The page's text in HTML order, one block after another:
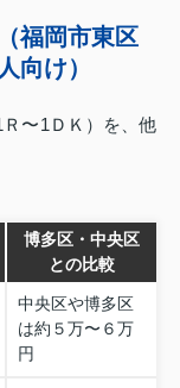
福岡市東区
向け）
〜1ＤＫ）を、他
博多区・中央区
との比較
中央区や博多区
は約５万〜６万
円